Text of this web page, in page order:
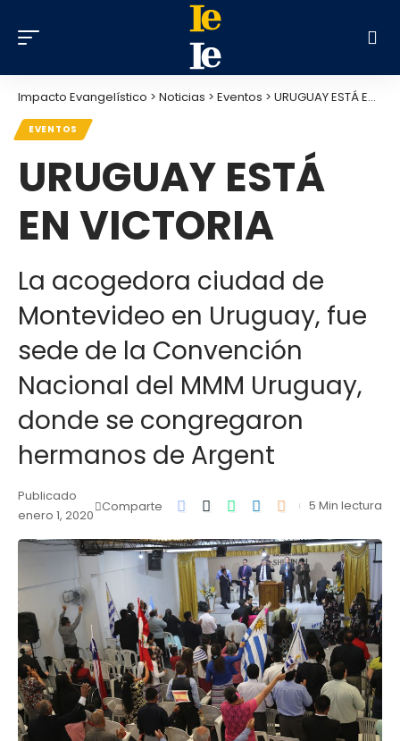
Impacto Evangelístico > Noticias > Eventos > URUGUAY ESTÁ EN VICTORIA
EVENTOS
URUGUAY ESTÁ
EN VICTORIA
La acogedora ciudad de
Montevideo en Uruguay, fue
sede de la Convención
Nacional del MMM Uruguay,
donde se congregaron
hermanos de Argent
Publicado
enero 1, 2020
Comparte 5 Min lectura